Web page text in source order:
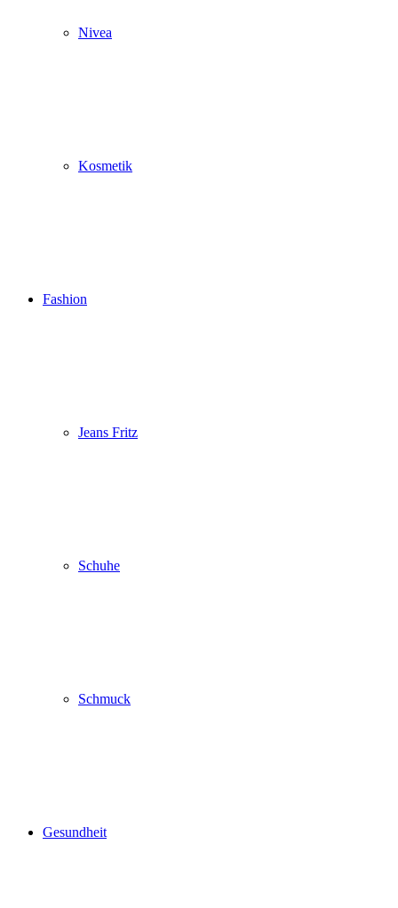
Nivea
Kosmetik
Fashion
Jeans Fritz
Schuhe
Schmuck
Gesundheit